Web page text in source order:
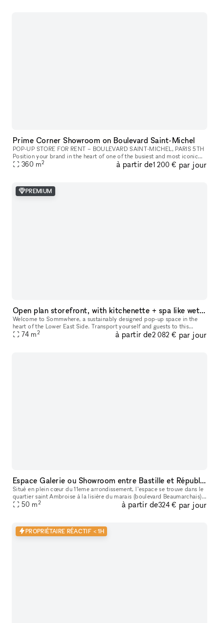
Prime Corner Showroom on Boulevard Saint-Michel
POP-UP STORE FOR RENT – BOULEVARD SAINT-MICHEL, PARIS 5TH
Position your brand in the heart of one of the busiest and most iconic
locations on Paris’s Left Bank. This retail space enjoys a prime loc
360 m2 à partir de1 200 € par jour
PREMIUM
Open plan storefront, with kitchenette + spa like wetroom. A unique NY showroom.
Welcome to Sommwhere, a sustainably designed pop-up space in the
heart of the Lower East Side. Transport yourself and guests to this
stylish, minimalist space conveniently located on Ludlow between H
74 m2 à partir de2 082 € par jour
Espace Galerie ou Showroom entre Bastille et République
Situé en plein cœur du 11eme arrondissement, l’espace se trouve dans le
quartier saint Ambroise à la lisière du marais (boulevard Beaumarchais)
et du quartier Rue saint Maur (espace des lumières et s
50 m2 à partir de324 € par jour
PROPRIÉTAIRE RÉACTIF < 1H